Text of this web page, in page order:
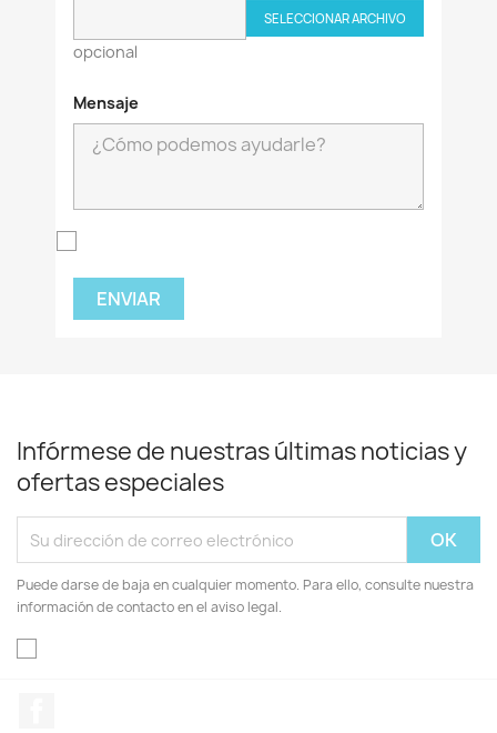
SELECCIONAR ARCHIVO
opcional
Mensaje
Infórmese de nuestras últimas noticias y
ofertas especiales
Puede darse de baja en cualquier momento. Para ello, consulte nuestra
información de contacto en el aviso legal.